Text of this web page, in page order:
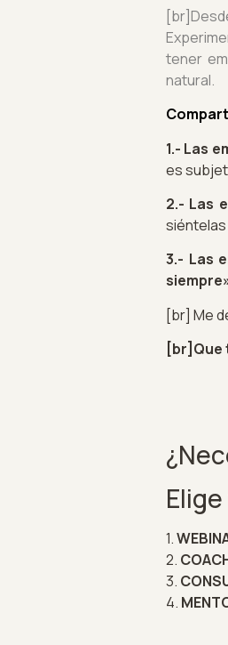
tener
natural.
1.- Las
es
2.- Las
siéntelas
3.- Las
[br] Me
[br]Que
1.
2.
3.
4.